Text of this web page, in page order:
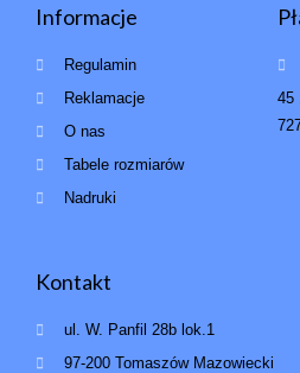
Informacje
Regulamin
Reklamacje
O nas
Tabele rozmiarów
Nadruki
45
Kontakt
ul. W. Panfil 28b lok.1
97-200 Tomaszów Mazowiecki